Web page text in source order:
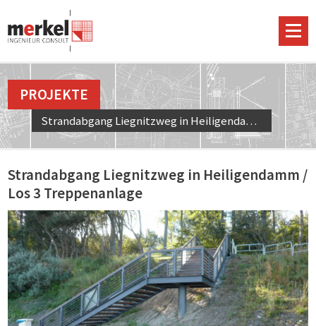
PROJEKTE
Strandabgang Liegnitzweg in Heiligendamm / Los 3 Treppenanlage
Strandabgang Liegnitzweg in Heiligendamm /
Los 3 Treppenanlage